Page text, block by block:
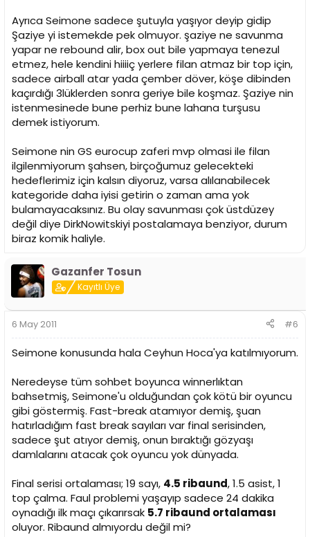
Ayrıca Seimone sadece şutuyla yaşıyor deyip gidip
Şaziye yi istemekde pek olmuyor. şaziye ne savunma
yapar ne rebound alir, box out bile yapmaya tenezul
etmez, hele kendini hiiiiç yerlere filan atmaz bir top için,
sadece airball atar yada çember döver, köşe dibinden
kaçırdığı 3lüklerden sonra geriye bile koşmaz. Şaziye nin
istenmesinede bune perhiz bune lahana turşusu
demek istiyorum.
Seimone nin GS eurocup zaferi mvp olmasi ile filan
ilgilenmiyorum şahsen, birçoğumuz gelecekteki
hedeflerimiz için kalsın diyoruz, varsa alılanabilecek
kategoride daha iyisi getirin o zaman ama yok
bulamayacaksınız. Bu olay savunması çok üstdüzey
değil diye DirkNowitskiyi postalamaya benziyor, durum
biraz komik haliyle.
Gazanfer Tosun
Kayıtlı Üye
6 May 2011 #6
Seimone konusunda hala Ceyhun Hoca'ya katılmıyorum.
Neredeyse tüm sohbet boyunca winnerlıktan
bahsetmiş, Seimone'u olduğundan çok kötü bir oyuncu
gibi göstermiş. Fast-break atamıyor demiş, şuan
hatırladığım fast break sayıları var final serisinden,
sadece şut atıyor demiş, onun bıraktığı gözyaşı
damlalarını atacak çok oyuncu yok dünyada.
Final serisi ortalaması; 19 sayı, 4.5 ribaund, 1.5 asist, 1
top çalma. Faul problemi yaşayıp sadece 24 dakika
oynadığı ilk maçı çıkarırsak 5.7 ribaund ortalaması
oluyor. Ribaund almıyordu değil mi?